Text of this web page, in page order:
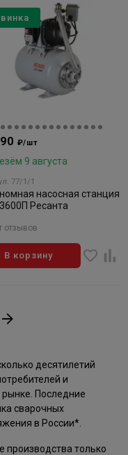
₽/шт
9 августа
77/1/1
насосная станция
Ресанта
отзывов
В корзину
десятилетий
и
Последние
сварочных
в России*.
производства только